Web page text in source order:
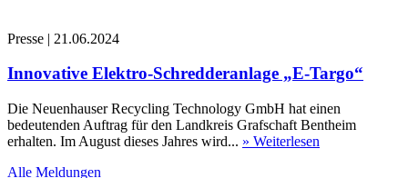
Presse | 21.06.2024
Innovative Elektro-Schredderanlage „E-Targo“
Die Neuenhauser Recycling Technology GmbH hat einen
bedeutenden Auftrag für den Landkreis Grafschaft Bentheim
erhalten. Im August dieses Jahres wird... » Weiterlesen
Alle Meldungen